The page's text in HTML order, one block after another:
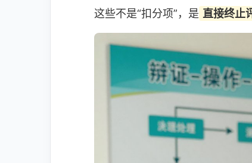
这些不是“扣分项”，是 直接终止